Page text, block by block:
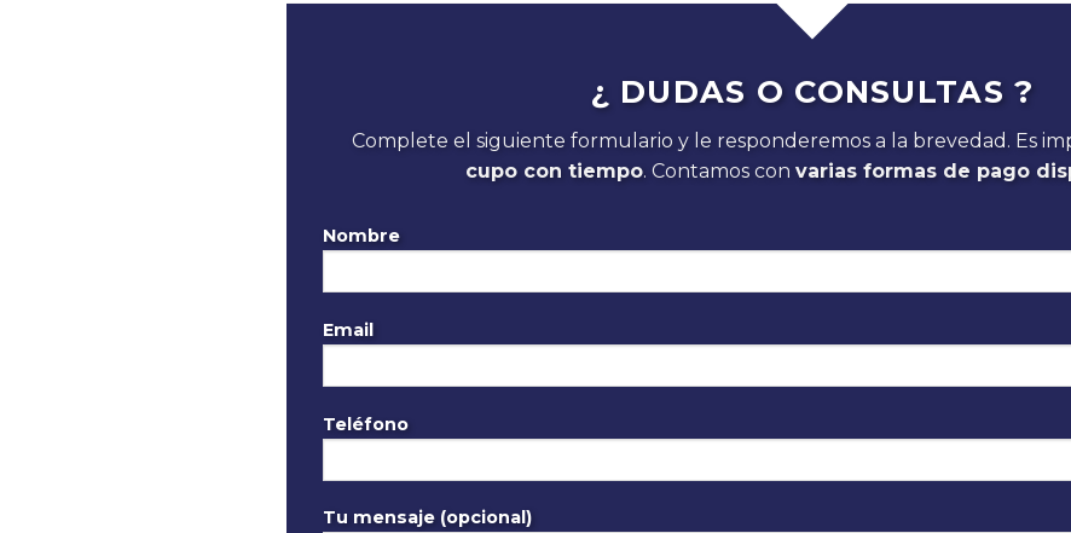
¿ DUDAS O CONSULTAS ?
Complete el siguiente formulario y le responderemos a la brevedad. Es
cupo con tiempo. Contamos con varias formas de pago
Nombre
Email
Teléfono
Tu mensaje (opcional)